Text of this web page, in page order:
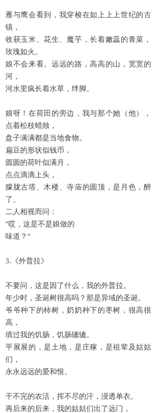
雁与鹰会看到，我穿梭在如上上上世纪的古
镇，
收获玉米、花生、魔芋，长着嫩蕊的青菜，
玫瑰如火。
娘不会来看。远远的路，高高的山，宽宽的
河，
河水里疯长着水草，绊脚。
娘呀！在荷田的旁边，我与那个她（他），
点着松枝蜡烛，
盘子满满都是当地食物。
扁豆的形状似钱币，
圆圆的荷叶似满月，
点点滴滴上头，
朦胧古塔、木楼、寺庙的圆顶，是月色，醉
了。
二人相视而问：
"哎，这是不是娘做的
味道？"
3.《外普拉》
不要问，这是因了什么，我的外普拉。
年少时，圣诞树很高吗？那是异域的圣诞。
爷爷种下的柿树，奶奶种下的枣树，很高很
高，
填过我的饥肠，饥肠辘辘。
平展展的，是土地，是庄稼，是祖辈及姑姑
们，
永永远远的爱和恨。
干不完的农活，挥不尽的汗，浸透单衣。
再后来的后来，我的姑姑们出了远门，